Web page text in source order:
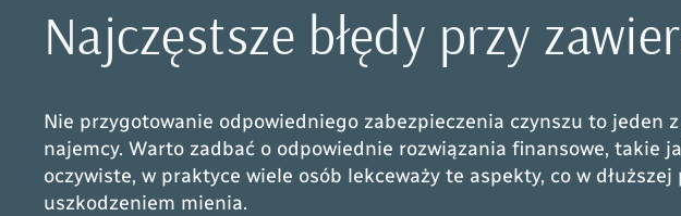
Najczęstsze błędy przy
Nie przygotowanie odpowiedniego zabezpieczenia czynszu to jeden
najemcy. Warto zadbać o odpowiednie rozwiązania finansowe,
oczywiste, w praktyce wiele osób lekceważy te aspekty, co w
uszkodzeniem mienia.